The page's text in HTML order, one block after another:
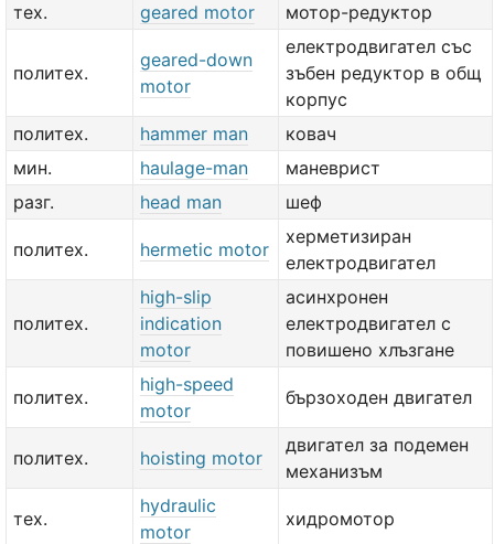
тех.
geared motor мотор-редуктор
политех.
geared-down
motor
електродвигател със
зъбен редуктор в общ
корпус
политех.
hammer man
ковач
мин.
haulage-man
маневрист
разг.
head man шеф
политех. hermetic motor
херметизиран
електродвигател
политех.
high-slip
indication
motor
асинхронен
електродвигател с
повишено хлъзгане
политех.
high-speed
motor
бързоходен двигател
политех. hoisting motor
двигател за подемен
механизъм
тех.
hydraulic
motor
хидромотор